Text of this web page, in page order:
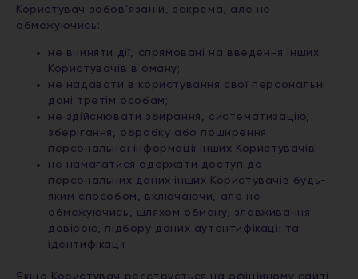
Користувач зобов’язаній, зокрема, але не
обмежуючись:
не вчиняти дії, спрямовані на введення інших
Користувачів в оману;
не надавати в користування свої персональні
дані третім особам;
не здійснювати збирання, систематизацію,
зберігання, обробку або поширення
персональної інформації інших Користувачів;
не намагатися одержати доступ до
персональних даних інших Користувачів будь-
яким способом, включаючи, але не
обмежуючись, шляхом обману, зловживання
довірою, підбору даних аутентифікації та
ідентифікації